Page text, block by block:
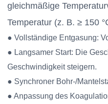
gleichmäßige
Temperatur (z. B. ≥ 150
● Vollständige Entgasung:
● Langsamer Start: Die
Geschwindigkeit steigern.
● Synchroner Bohr-/
● Anpassung des